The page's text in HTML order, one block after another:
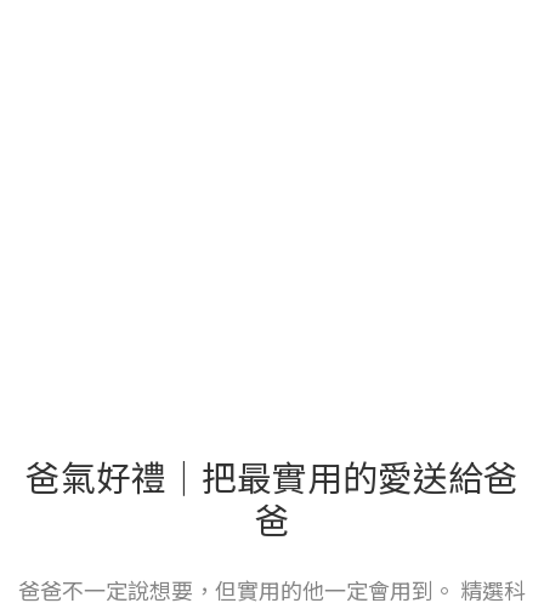
爸氣好禮｜把最實用的愛送給爸
爸
爸爸不一定說想要，但實用的他一定會用到。 精選科